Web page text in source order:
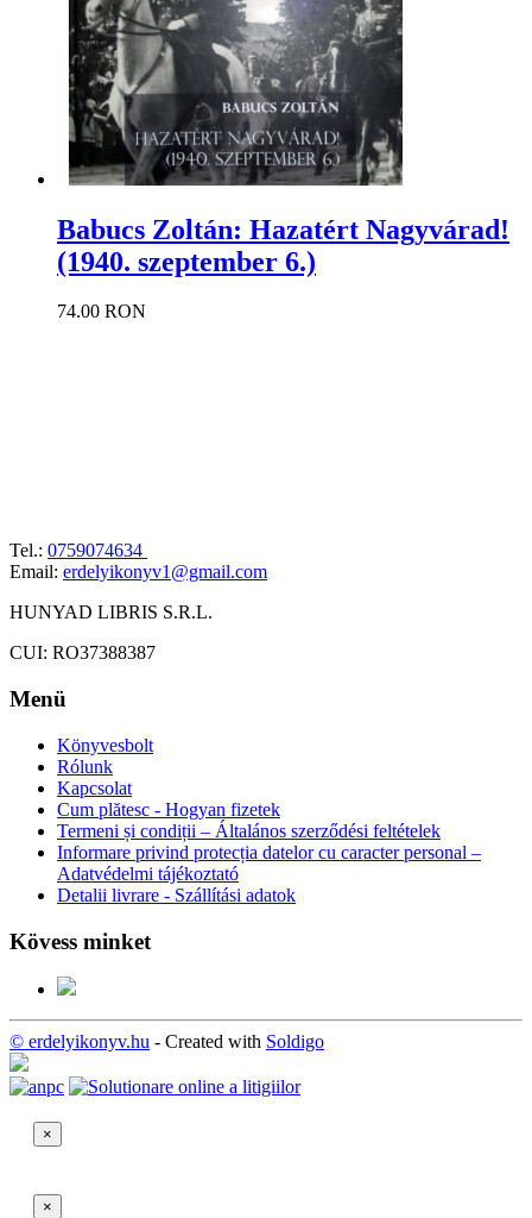
Babucs Zoltán: Hazatért Nagyvárad!
(1940. szeptember 6.)
74.00 RON
Tel.: 0759074634
Email: erdelyikonyv1@gmail.com
HUNYAD LIBRIS S.R.L.
CUI: RO37388387
Menü
Könyvesbolt
Rólunk
Kapcsolat
Cum plătesc - Hogyan fizetek
Termeni și condiții – Általános szerződési feltételek
Informare privind protecția datelor cu caracter personal –
Adatvédelmi tájékoztató
Detalii livrare - Szállítási adatok
Kövess minket
© erdelyikonyv.hu - Created with Soldigo
×
×